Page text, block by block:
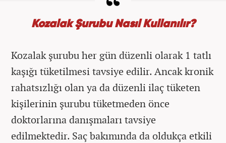
Kozalak Şurubu Nasıl Kullanılır?
Kozalak şurubu her gün düzenli olarak 1 tatlı
kaşığı tüketilmesi tavsiye edilir. Ancak kronik
rahatsızlığı olan ya da düzenli ilaç tüketen
kişilerinin şurubu tüketmeden önce
doktorlarına danışmaları tavsiye
edilmektedir. Saç bakımında da oldukça etkili